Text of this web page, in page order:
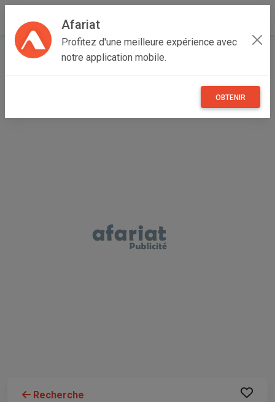
Afariat
Profitez d'une meilleure expérience avec
notre application mobile.
OBTENIR
Accueil Immobilier Cap bon - Sahel
VILLA LA BOUGAINVILLIER Hammamet Sud AL2395
Recherche